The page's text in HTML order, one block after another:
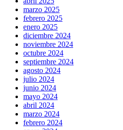
marzo 2025
febrero 2025
enero 2025
diciembre 2024
noviembre 2024
octubre 2024
septiembre 2024
agosto 2024
julio 2024
junio 2024
mayo 2024
abril 2024
marzo 2024
febrero 2024